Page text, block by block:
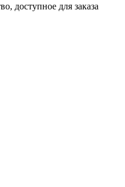
доступное для заказа